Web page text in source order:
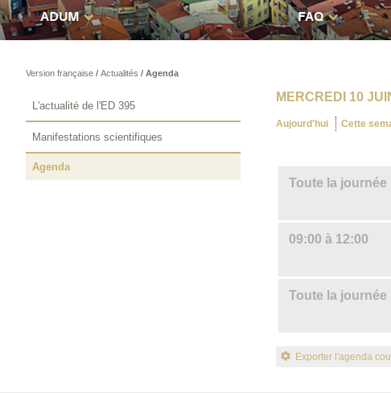
ADUM FAQ
Version française/ Actualités/ Agenda
MERCREDI 10
Aujourd'hui Cette
Toute la journée
09:00 à 12:00
Toute la journée
Exporter l'agenda
L'actualité de l'ED 395
Manifestations scientifiques
Agenda